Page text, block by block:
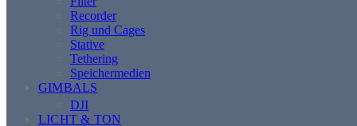
Recorder
Rig und Cages
Stative
Tethering
Speichermedien
GIMBALS
DJI
LICHT & TON